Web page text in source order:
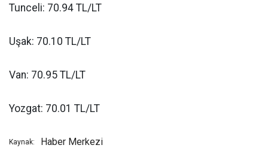
Tunceli: 70.94 TL/LT
Uşak: 70.10 TL/LT
Van: 70.95 TL/LT
Yozgat: 70.01 TL/LT
Kaynak: Haber Merkezi